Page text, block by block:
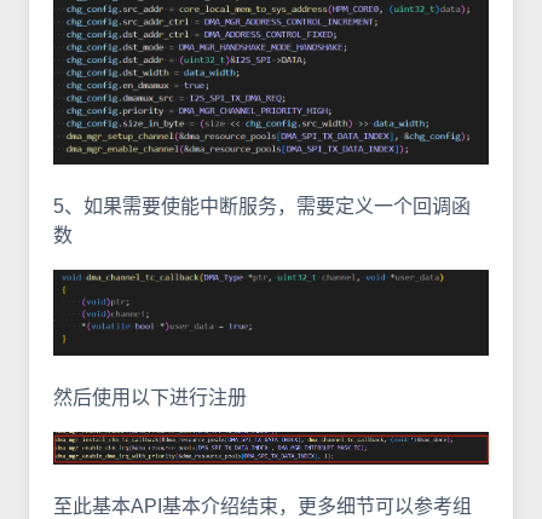
5、如果需要使能中断服务，需要定义一个回调函
数
然后使用以下进行注册
至此基本API基本介绍结束，更多细节可以参考组